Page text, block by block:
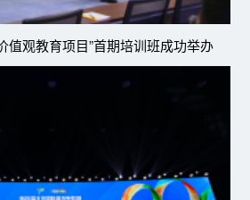
值观教育项目”首期培训班成功举办